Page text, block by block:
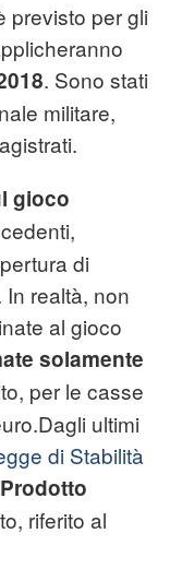
previsto per gli
. Sono stati
militare,
gioco
di
realtà, non
al gioco
solamente
per le casse
ultimi
di Stabilità
Prodotto
riferito al